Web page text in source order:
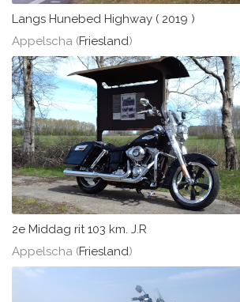
Langs Hunebed Highway ( 2019 )
Appelscha (Friesland)
2e Middag rit 103 km. J.R
Appelscha (Friesland)